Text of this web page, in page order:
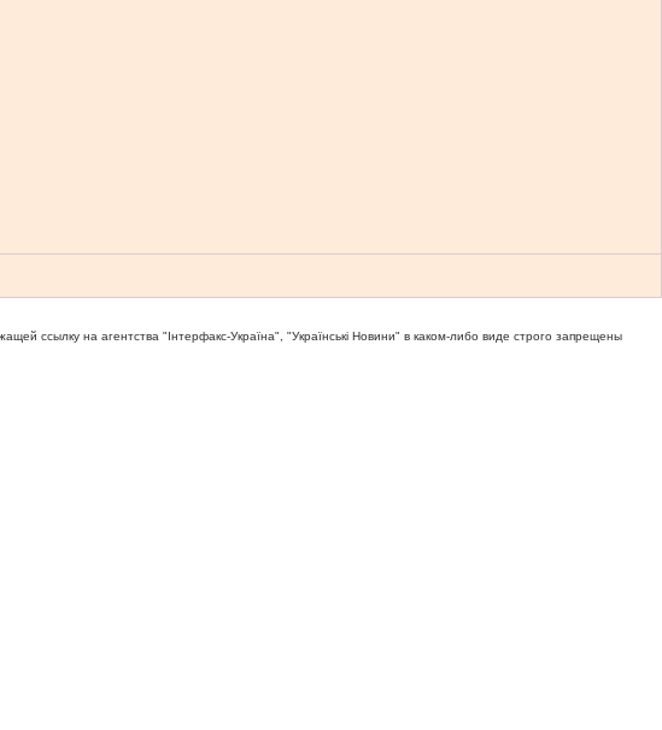
ссылку на агентства "Iнтерфакс-Україна", "Українськi Новини" в каком-либо виде строго запрещены